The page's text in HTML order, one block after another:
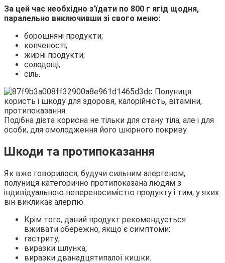
За цей час необхідно з’їдати по 800 г ягід щодня,
паралельно виключивши зі свого меню:
борошняні продукти;
копченості;
жирні продукти;
солодощі;
сіль.
Подібна дієта корисна не тільки для стану тіла, але і для
особи, для омолодження його шкірного покриву
Шкоди та протипоказання
Як вже говорилося, будучи сильним алергеном,
полуниця категорично протипоказана людям з
індивідуальною непереносимістю продукту і тим, у яких
він викликає алергію.
Крім того, даний продукт рекомендується
вживати обережно, якщо є симптоми:
гастриту;
виразки шлунка;
виразки дванадцятипалої кишки.